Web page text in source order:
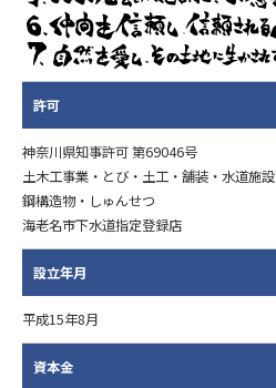
許可
神奈川県知事許可 第69046号
土木工事業・とび・土工・舗装・水道施設
鋼構造物・しゅんせつ
海老名市下水道指定登録店
設立年月
平成15年8月
資本金